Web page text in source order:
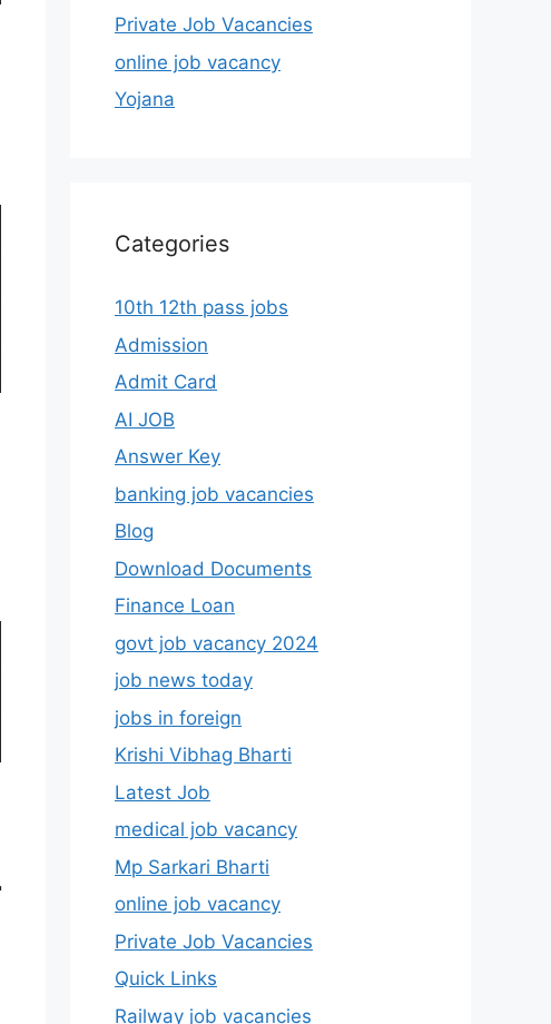
Private Job Vacancies
online job vacancy
Yojana
Categories
10th 12th pass jobs
Admission
Admit Card
AI JOB
Answer Key
banking job vacancies
Blog
Download Documents
Finance Loan
govt job vacancy 2024
job news today
jobs in foreign
Krishi Vibhag Bharti
Latest Job
medical job vacancy
Mp Sarkari Bharti
online job vacancy
Private Job Vacancies
Quick Links
Railway job vacancies